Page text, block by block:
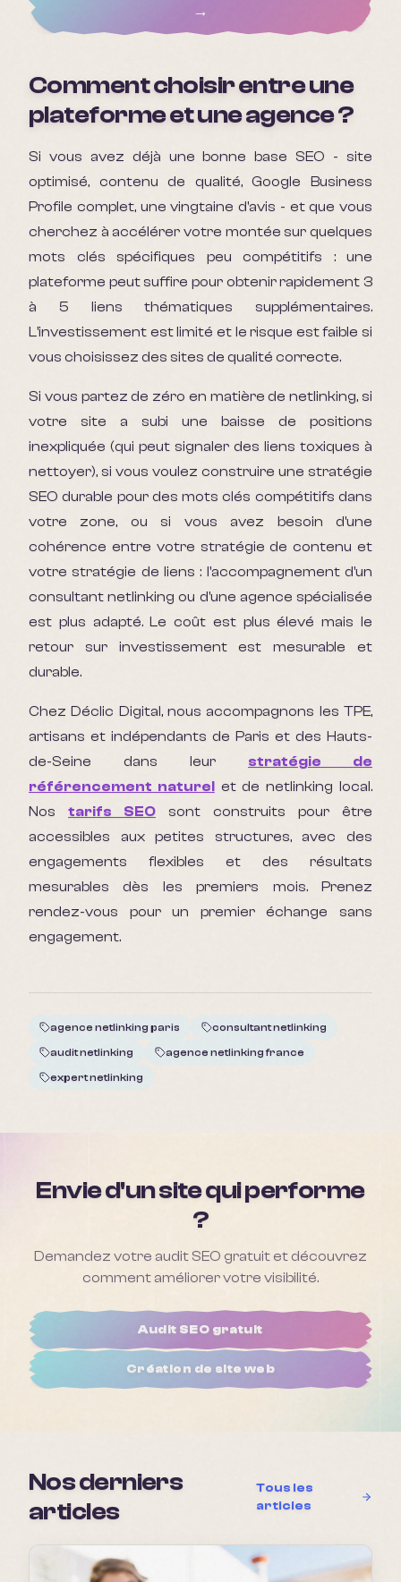
→
Comment choisir entre une
plateforme et une agence ?
Si vous avez déjà une bonne base SEO - site
optimisé, contenu de qualité, Google Business
Profile complet, une vingtaine d'avis - et que vous
cherchez à accélérer votre montée sur quelques
mots clés spécifiques peu compétitifs : une
plateforme peut suffire pour obtenir rapidement 3
à 5 liens thématiques supplémentaires.
L'investissement est limité et le risque est faible si
vous choisissez des sites de qualité correcte.
Si vous partez de zéro en matière de netlinking, si
votre site a subi une baisse de positions
inexpliquée (qui peut signaler des liens toxiques à
nettoyer), si vous voulez construire une stratégie
SEO durable pour des mots clés compétitifs dans
votre zone, ou si vous avez besoin d'une
cohérence entre votre stratégie de contenu et
votre stratégie de liens : l'accompagnement d'un
consultant netlinking ou d'une agence spécialisée
est plus adapté. Le coût est plus élevé mais le
retour sur investissement est mesurable et
durable.
Chez Déclic Digital, nous accompagnons les TPE,
artisans et indépendants de Paris et des Hauts-
de-Seine dans leur stratégie de
référencement naturelet de netlinking local.
Nos tarifs SEO sont construits pour être
accessibles aux petites structures, avec des
engagements flexibles et des résultats
mesurables dès les premiers mois. Prenez
rendez-vous pour un premier échange sans
engagement.
agence netlinking paris
consultant netlinking
audit netlinking
agence netlinking france
expert netlinking
Envie d'un site qui performe
?
Demandez votre audit SEO gratuit et découvrez
comment améliorer votre visibilité.
Audit SEO gratuit
Création de site web
Nos derniers
articles
Tous les
articles